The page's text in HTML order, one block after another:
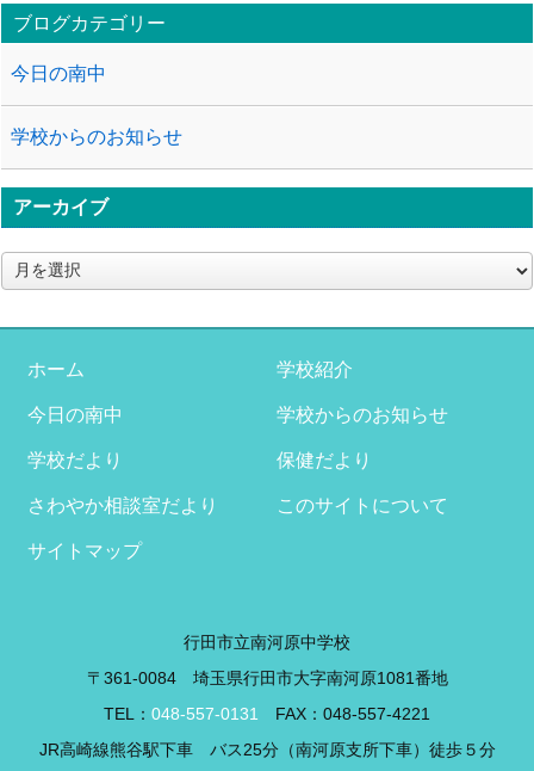
ブログカテゴリー
今日の南中
学校からのお知らせ
アーカイブ
ア
ー
イ
ホーム 学校紹介
今日の南中 学校からのお知らせ
学校だより 保健だより
さわやか相談室だより このサイトについて
サイトマップ
行田市立南河原中学校
〒361-0084 埼玉県行田市大字南河原1081番地
TEL： 048-557-0131
FAX：048-557-4221
JR高崎線熊谷駅下車 バス25分（南河原支所下車）徒歩５分